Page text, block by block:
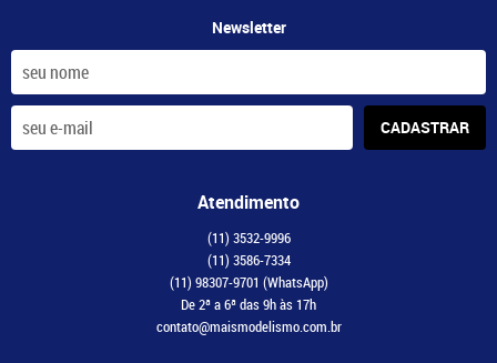
Newsletter
CADASTRAR
Atendimento
(11) 3532-9996
(11) 3586-7334
(11) 98307-9701 (WhatsApp)
De 2ª a 6ª das 9h às 17h
contato@maismodelismo.com.br